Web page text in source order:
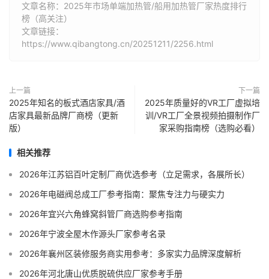
文章名称：2025年市场单端加热管/船用加热管厂家热度排行
榜（高关注）
文章链接：
https://www.qibangtong.cn/20251211/2256.html
上一篇
2025年知名的板式酒店家具/酒
店家具最新品牌厂商榜（更新
版）
下一篇
2025年质量好的VR工厂虚拟培
训/VR工厂全景视频拍摄制作厂
家采购指南榜（选购必看）
相关推荐
2026年江苏铝百叶定制厂商优选参考（立足需求，各展所长）
2026年电磁阀总成工厂参考指南：聚焦专注力与硬实力
2026年宜兴六角蜂窝斜管厂商选购参考指南
2026年宁波全屋木作源头厂家参考名录
2026年襄州区装修服务商实用参考：多家实力品牌深度解析
2026年河北唐山优质脱硫供应厂家参考手册